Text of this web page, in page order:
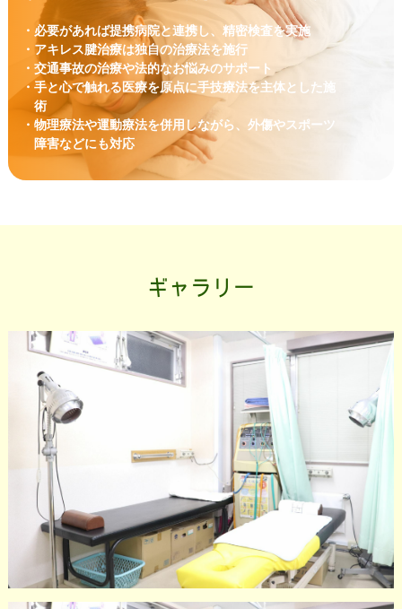
・必要があれば提携病院と連携し、精密検査を実施
・アキレス腱治療は独自の治療法を施行
・交通事故の治療や法的なお悩みのサポート
・手と心で触れる医療を原点に手技療法を主体とした施
術
・物理療法や運動療法を併用しながら、外傷やスポーツ
障害などにも対応
ギャラリー